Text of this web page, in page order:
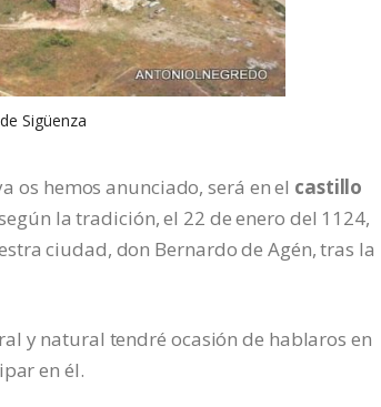
Sigüenza
os hemos anunciado, será en el castillo
la tradición, el 22 de enero del 1124,
ciudad, don Bernardo de Agén, tras la
y natural tendré ocasión de hablaros en
en él.